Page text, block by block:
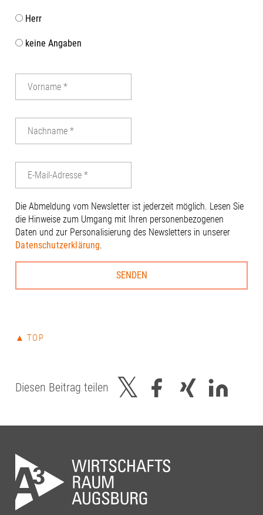
Herr
keine Angaben
Die Abmeldung vom Newsletter ist jederzeit möglich. Lesen Sie
die Hinweise zum Umgang mit Ihren personenbezogenen
Daten und zur Personalisierung des Newsletters in unserer
Datenschutzerklärung.
▲ TOP
Diesen Beitrag teilen